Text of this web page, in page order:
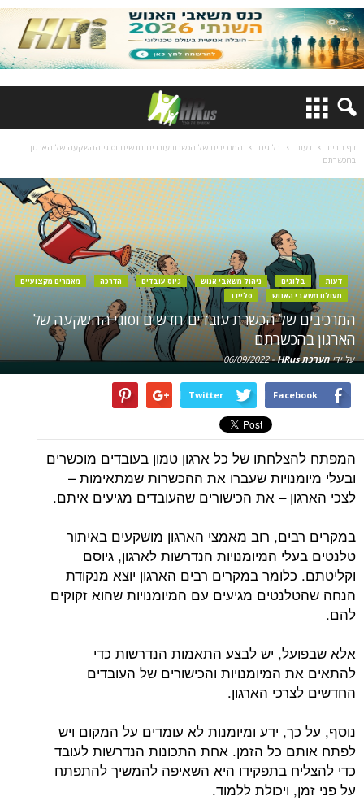
דף הבית דעות בלוגים
המרכיבים של הכשרת עובדים חדשים וסוגי ההשקעה של הארגון
בהכשרתם
דעות בלוגים ניהול משאבי אנוש גיוס עובדים הדרכה
מאמרים מקצועיים
מעולם משאבי האנוש
סליידר
המרכיבים של הכשרת עובדים חדשים וסוגי ההשקעה של
הארגון בהכשרתם
על ידימערכת HRus -
06/09/2022
Facebook
Twitter
המפתח להצלחתו של כל ארגון טמון בעובדים מוכשרים
ובעלי מיומנויות שעברו את ההכשרות שמתאימות –
לצכי הארגון – את הכישורים שהעובדים מגיעים איתם.
במקרים רבים, רוב מאמצי הארגון מושקעים באיתור
טלנטים בעלי המיומנויות הנדרשות לארגון, גיוסם
וקליטתם. כלומר במקרים רבים הארגון יוצא מנקודת
הנחה שהטלנטים מגיעים עם המיומנויות שהוא זקוקים
להם.
אלא שבפועל, יש לבצע התאמות הנדרשות כדי
להתאים את המיומנויות והכישורים של העובדים
החדשים לצרכי הארגון.
נוסף, על כך, ידע ומיומנות לא עומדים על המקום ויש
לפתח אותם כל הזמן. אחת התכונות הנדרשות לעובד
כדי להצליח בתפקידו היא השאיפה להמשיך להתפתח
על פני זמן, ויכולת ללמוד.